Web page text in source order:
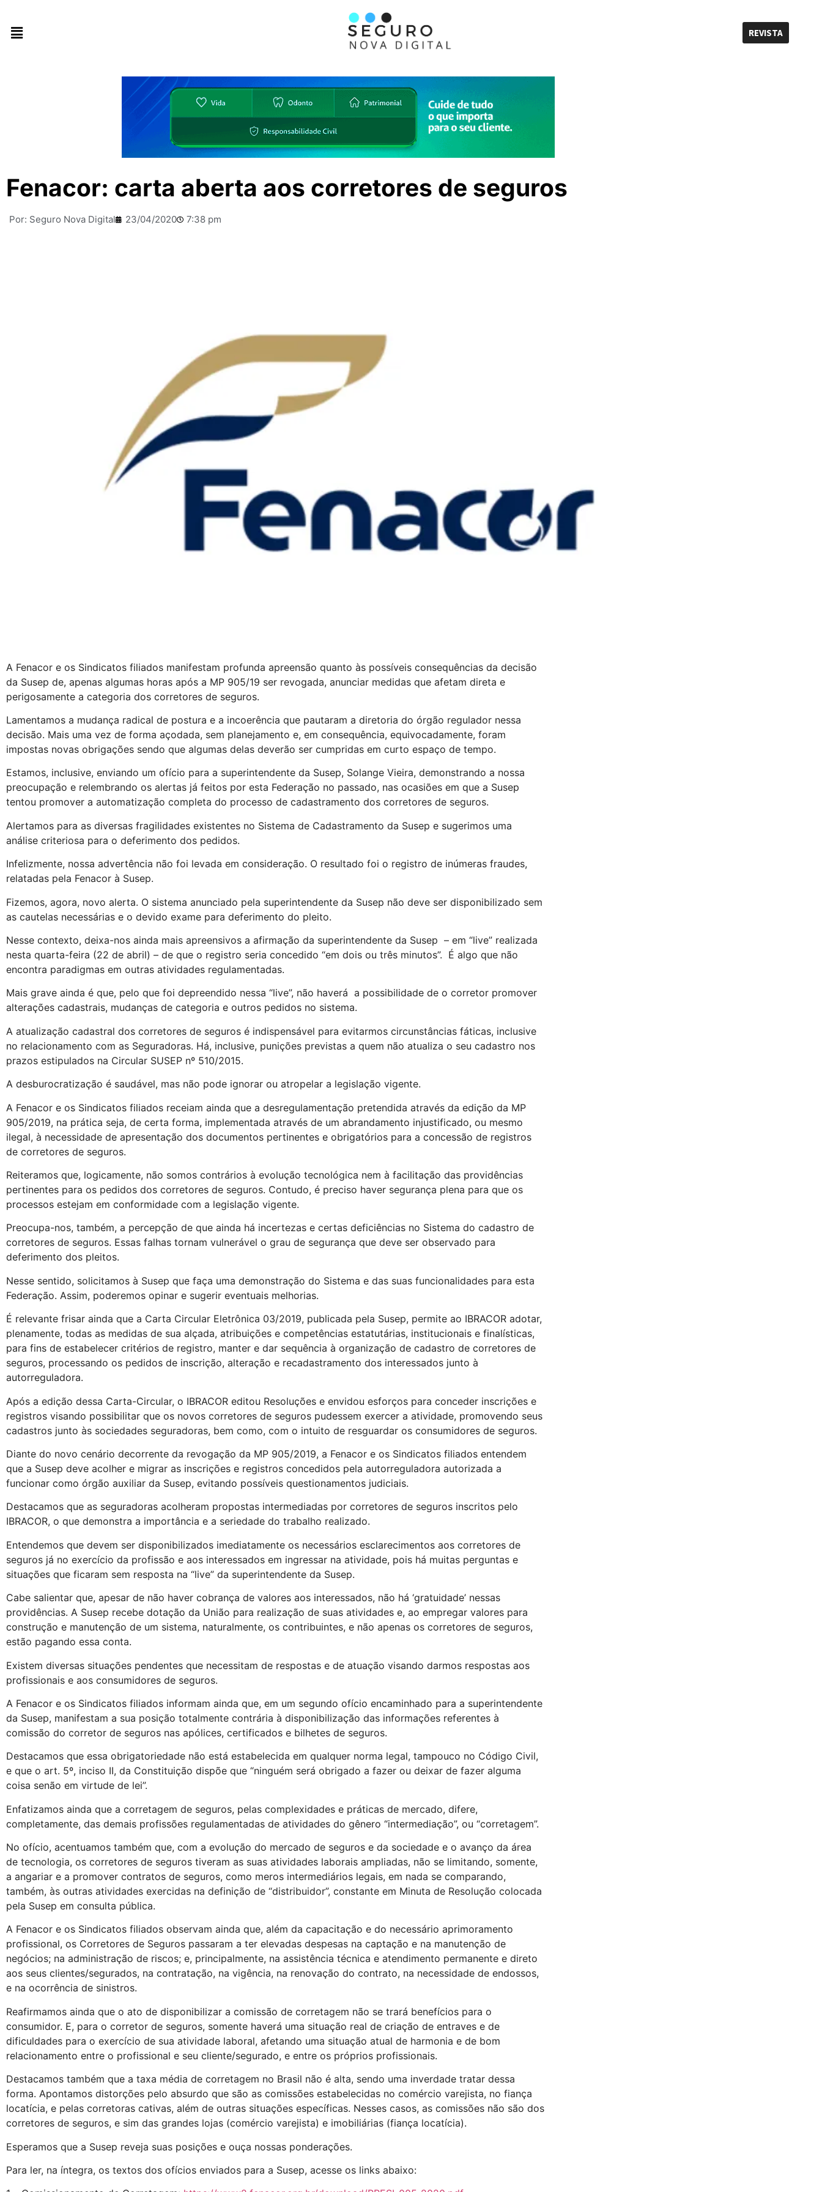
REVISTA
Fenacor: carta aberta aos corretores de seguros
Por: Seguro Nova Digital 23/04/2020 7:38 pm
A Fenacor e os Sindicatos filiados manifestam profunda apreensão quanto às possíveis consequências da decisão
da Susep de, apenas algumas horas após a MP 905/19 ser revogada, anunciar medidas que afetam direta e
perigosamente a categoria dos corretores de seguros.
Lamentamos a mudança radical de postura e a incoerência que pautaram a diretoria do órgão regulador nessa
decisão. Mais uma vez de forma açodada, sem planejamento e, em consequência, equivocadamente, foram
impostas novas obrigações sendo que algumas delas deverão ser cumpridas em curto espaço de tempo.
Estamos, inclusive, enviando um ofício para a superintendente da Susep, Solange Vieira, demonstrando a nossa
preocupação e relembrando os alertas já feitos por esta Federação no passado, nas ocasiões em que a Susep
tentou promover a automatização completa do processo de cadastramento dos corretores de seguros.
Alertamos para as diversas fragilidades existentes no Sistema de Cadastramento da Susep e sugerimos uma
análise criteriosa para o deferimento dos pedidos.
Infelizmente, nossa advertência não foi levada em consideração. O resultado foi o registro de inúmeras fraudes,
relatadas pela Fenacor à Susep.
Fizemos, agora, novo alerta. O sistema anunciado pela superintendente da Susep não deve ser disponibilizado sem
as cautelas necessárias e o devido exame para deferimento do pleito.
Nesse contexto, deixa-nos ainda mais apreensivos a afirmação da superintendente da Susep – em “live” realizada
nesta quarta-feira (22 de abril) – de que o registro seria concedido “em dois ou três minutos”. É algo que não
encontra paradigmas em outras atividades regulamentadas.
Mais grave ainda é que, pelo que foi depreendido nessa “live”, não haverá a possibilidade de o corretor promover
alterações cadastrais, mudanças de categoria e outros pedidos no sistema.
A atualização cadastral dos corretores de seguros é indispensável para evitarmos circunstâncias fáticas, inclusive
no relacionamento com as Seguradoras. Há, inclusive, punições previstas a quem não atualiza o seu cadastro nos
prazos estipulados na Circular SUSEP nº 510/2015.
A desburocratização é saudável, mas não pode ignorar ou atropelar a legislação vigente.
A Fenacor e os Sindicatos filiados receiam ainda que a desregulamentação pretendida através da edição da MP
905/2019, na prática seja, de certa forma, implementada através de um abrandamento injustificado, ou mesmo
ilegal, à necessidade de apresentação dos documentos pertinentes e obrigatórios para a concessão de registros
de corretores de seguros.
Reiteramos que, logicamente, não somos contrários à evolução tecnológica nem à facilitação das providências
pertinentes para os pedidos dos corretores de seguros. Contudo, é preciso haver segurança plena para que os
processos estejam em conformidade com a legislação vigente.
Preocupa-nos, também, a percepção de que ainda há incertezas e certas deficiências no Sistema do cadastro de
corretores de seguros. Essas falhas tornam vulnerável o grau de segurança que deve ser observado para
deferimento dos pleitos.
Nesse sentido, solicitamos à Susep que faça uma demonstração do Sistema e das suas funcionalidades para esta
Federação. Assim, poderemos opinar e sugerir eventuais melhorias.
É relevante frisar ainda que a Carta Circular Eletrônica 03/2019, publicada pela Susep, permite ao IBRACOR adotar,
plenamente, todas as medidas de sua alçada, atribuições e competências estatutárias, institucionais e finalísticas,
para fins de estabelecer critérios de registro, manter e dar sequência à organização de cadastro de corretores de
seguros, processando os pedidos de inscrição, alteração e recadastramento dos interessados junto à
autorreguladora.
Após a edição dessa Carta-Circular, o IBRACOR editou Resoluções e envidou esforços para conceder inscrições e
registros visando possibilitar que os novos corretores de seguros pudessem exercer a atividade, promovendo seus
cadastros junto às sociedades seguradoras, bem como, com o intuito de resguardar os consumidores de seguros.
Diante do novo cenário decorrente da revogação da MP 905/2019, a Fenacor e os Sindicatos filiados entendem
que a Susep deve acolher e migrar as inscrições e registros concedidos pela autorreguladora autorizada a
funcionar como órgão auxiliar da Susep, evitando possíveis questionamentos judiciais.
Destacamos que as seguradoras acolheram propostas intermediadas por corretores de seguros inscritos pelo
IBRACOR, o que demonstra a importância e a seriedade do trabalho realizado.
Entendemos que devem ser disponibilizados imediatamente os necessários esclarecimentos aos corretores de
seguros já no exercício da profissão e aos interessados em ingressar na atividade, pois há muitas perguntas e
situações que ficaram sem resposta na “live” da superintendente da Susep.
Cabe salientar que, apesar de não haver cobrança de valores aos interessados, não há ‘gratuidade’ nessas
providências. A Susep recebe dotação da União para realização de suas atividades e, ao empregar valores para
construção e manutenção de um sistema, naturalmente, os contribuintes, e não apenas os corretores de seguros,
estão pagando essa conta.
Existem diversas situações pendentes que necessitam de respostas e de atuação visando darmos respostas aos
profissionais e aos consumidores de seguros.
A Fenacor e os Sindicatos filiados informam ainda que, em um segundo ofício encaminhado para a superintendente
da Susep, manifestam a sua posição totalmente contrária à disponibilização das informações referentes à
comissão do corretor de seguros nas apólices, certificados e bilhetes de seguros.
Destacamos que essa obrigatoriedade não está estabelecida em qualquer norma legal, tampouco no Código Civil,
e que o art. 5º, inciso II, da Constituição dispõe que “ninguém será obrigado a fazer ou deixar de fazer alguma
coisa senão em virtude de lei”.
Enfatizamos ainda que a corretagem de seguros, pelas complexidades e práticas de mercado, difere,
completamente, das demais profissões regulamentadas de atividades do gênero “intermediação”, ou “corretagem”.
No ofício, acentuamos também que, com a evolução do mercado de seguros e da sociedade e o avanço da área
de tecnologia, os corretores de seguros tiveram as suas atividades laborais ampliadas, não se limitando, somente,
a angariar e a promover contratos de seguros, como meros intermediários legais, em nada se comparando,
também, às outras atividades exercidas na definição de “distribuidor”, constante em Minuta de Resolução colocada
pela Susep em consulta pública.
A Fenacor e os Sindicatos filiados observam ainda que, além da capacitação e do necessário aprimoramento
profissional, os Corretores de Seguros passaram a ter elevadas despesas na captação e na manutenção de
negócios; na administração de riscos; e, principalmente, na assistência técnica e atendimento permanente e direto
aos seus clientes/segurados, na contratação, na vigência, na renovação do contrato, na necessidade de endossos,
e na ocorrência de sinistros.
Reafirmamos ainda que o ato de disponibilizar a comissão de corretagem não se trará benefícios para o
consumidor. E, para o corretor de seguros, somente haverá uma situação real de criação de entraves e de
dificuldades para o exercício de sua atividade laboral, afetando uma situação atual de harmonia e de bom
relacionamento entre o profissional e seu cliente/segurado, e entre os próprios profissionais.
Destacamos também que a taxa média de corretagem no Brasil não é alta, sendo uma inverdade tratar dessa
forma. Apontamos distorções pelo absurdo que são as comissões estabelecidas no comércio varejista, no fiança
locatícia, e pelas corretoras cativas, além de outras situações específicas. Nesses casos, as comissões não são dos
corretores de seguros, e sim das grandes lojas (comércio varejista) e imobiliárias (fiança locatícia).
Esperamos que a Susep reveja suas posições e ouça nossas ponderações.
Para ler, na íntegra, os textos dos ofícios enviados para a Susep, acesse os links abaixo: